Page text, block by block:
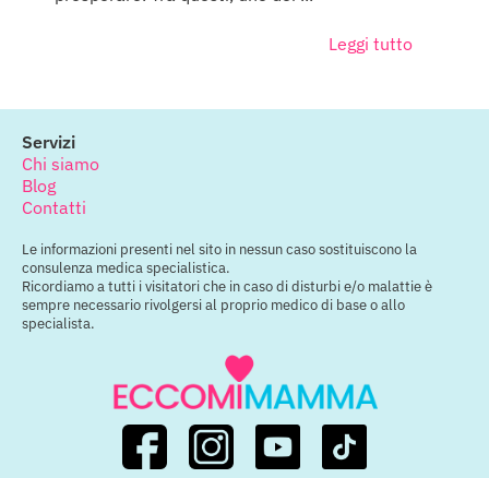
Leggi tutto
Servizi
Chi siamo
Blog
Contatti
Le informazioni presenti nel sito in nessun caso sostituiscono la
consulenza medica specialistica.
Ricordiamo a tutti i visitatori che in caso di disturbi e/o malattie è
sempre necessario rivolgersi al proprio medico di base o allo
specialista.